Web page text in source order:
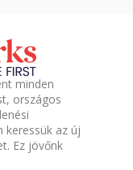
minden
országos
keressük az új
Ez jövőnk